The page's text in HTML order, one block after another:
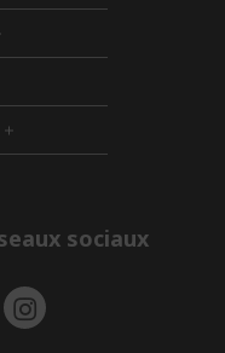
h
i
e
sociaux